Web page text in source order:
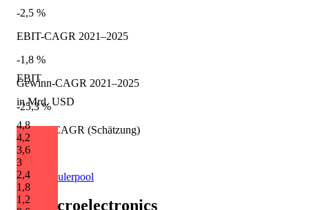
EBIT
in Mrd. USD
4,8
4,2
3,6
3
2,4
1,8
1,2
-2,5 %
EBIT-CAGR 2021–2025
-1,8 %
Gewinn-CAGR 2021–2025
-25,3 %
Umsatz-CAGR (Schätzung)
+13,8 %
Quelle: Eulerpool
STMicroelectronics